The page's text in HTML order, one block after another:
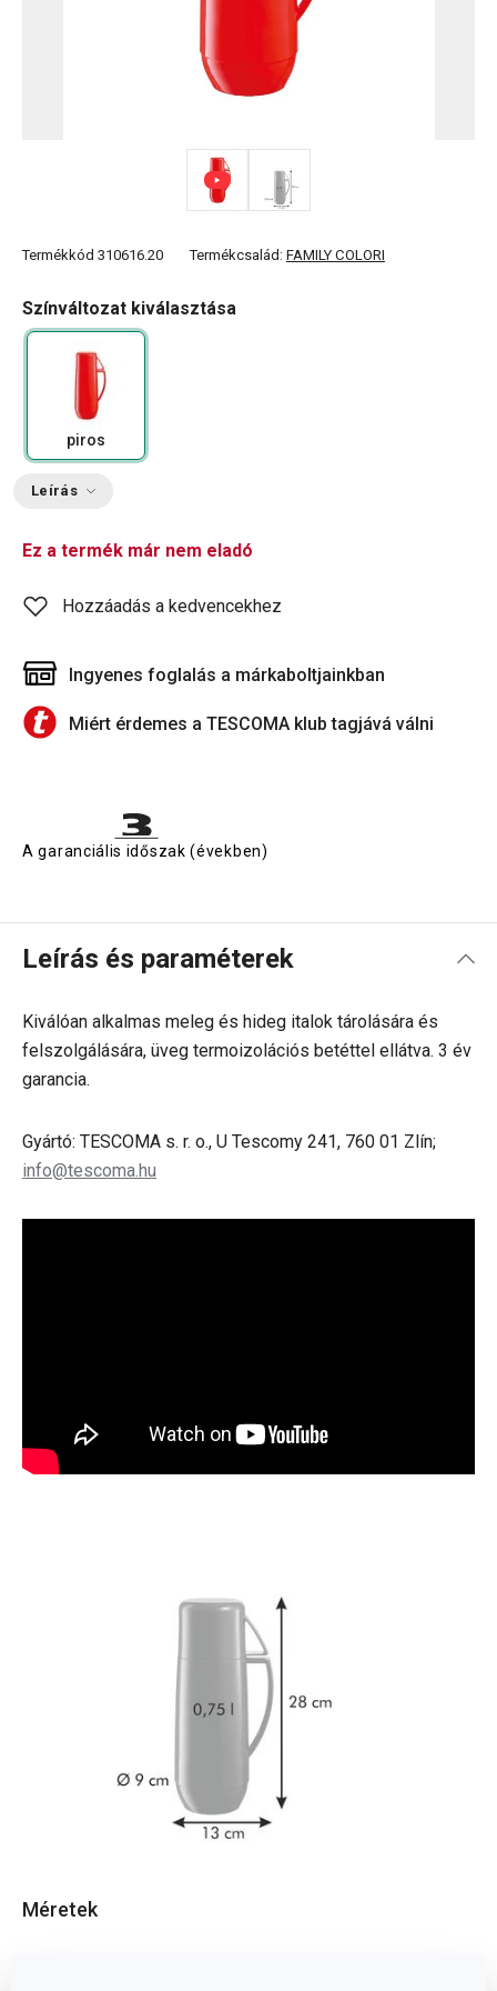
Termékkód 310616.20 Termékcsalád: FAMILY COLORI
Színváltozat kiválasztása
piros
Leírás
Ez a termék már nem eladó
Hozzáadás a kedvencekhez
Ingyenes foglalás a márkaboltjainkban
Miért érdemes a TESCOMA klub tagjává válni
A garanciális időszak (években)
Leírás és paraméterek
Kiválóan alkalmas meleg és hideg italok tárolására és
felszolgálására, üveg termoizolációs betéttel ellátva. 3 év
garancia.
Gyártó: TESCOMA s. r. o., U Tescomy 241, 760 01 Zlín;
info@tescoma.hu
Méretek